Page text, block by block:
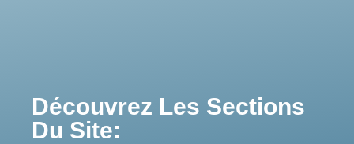
Découvrez Les Sections
Du Site: